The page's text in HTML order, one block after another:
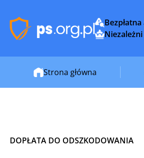
Strona główna
DOPŁATA DO ODSZKODOWANIA